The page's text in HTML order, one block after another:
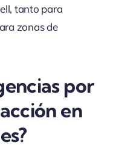
tanto para
zonas de
por
en